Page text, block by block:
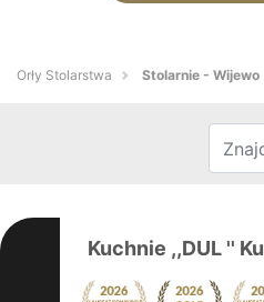
Orły Stolarstwa Stolarnie - Wijewo
Kuchnie ,,DUL ''